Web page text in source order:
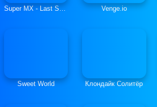
Super MX - Last Season Venge.io
Sweet World Клондайк Солитёр